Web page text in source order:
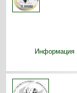
Информация